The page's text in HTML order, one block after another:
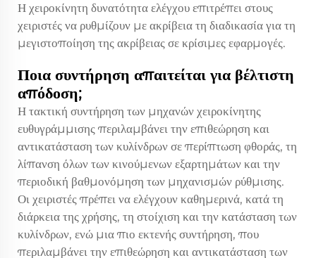
Η χειροκίνητη δυνατότητα ελέγχου επιτρέπει στους
χειριστές να ρυθμίζουν με ακρίβεια τη διαδικασία για τη
μεγιστοποίηση της ακρίβειας σε κρίσιμες εφαρμογές.
Ποια συντήρηση απαιτείται για βέλτιστη
απόδοση;
Η τακτική συντήρηση των μηχανών χειροκίνητης
ευθυγράμμισης περιλαμβάνει την επιθεώρηση και
αντικατάσταση των κυλίνδρων σε περίπτωση φθοράς, τη
λίπανση όλων των κινούμενων εξαρτημάτων και την
περιοδική βαθμονόμηση των μηχανισμών ρύθμισης.
Οι χειριστές πρέπει να ελέγχουν καθημερινά, κατά τη
διάρκεια της χρήσης, τη στοίχιση και την κατάσταση των
κυλίνδρων, ενώ μια πιο εκτενής συντήρηση, που
περιλαμβάνει την επιθεώρηση και αντικατάσταση των